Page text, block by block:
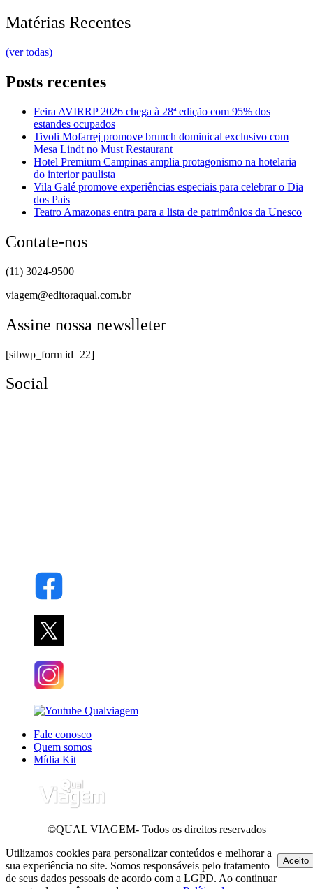
Matérias Recentes
(ver todas)
Posts recentes
Feira AVIRRP 2026 chega à 28ª edição com 95% dos
estandes ocupados
Tivoli Mofarrej promove brunch dominical exclusivo com
Mesa Lindt no Must Restaurant
Hotel Premium Campinas amplia protagonismo na hotelaria
do interior paulista
Vila Galé promove experiências especiais para celebrar o Dia
dos Pais
Teatro Amazonas entra para a lista de patrimônios da Unesco
Contate-nos
(11) 3024-9500
viagem@editoraqual.com.br
Assine nossa newslleter
[sibwp_form id=22]
Social
Fale conosco
Quem somos
Mídia Kit
©QUAL VIAGEM- Todos os direitos reservados
Utilizamos cookies para personalizar conteúdos e melhorar a
sua experiência no site. Somos responsáveis pelo tratamento
de seus dados pessoais de acordo com a LGPD. Ao continuar
Aceito